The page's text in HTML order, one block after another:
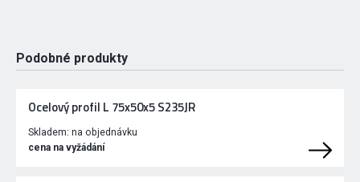
Podobné produkty
Ocelový profil L 75x50x5 S235JR
Skladem: na objednávku
cena na vyžádání